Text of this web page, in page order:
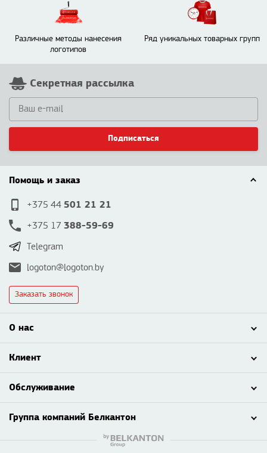
Различные методы нанесения
логотипов
Ряд уникальных товарных групп
Секретная рассылка
Подписаться
Помощь и заказ
+375 44 501 21 21
+375 17 388-59-69
Telegram
logoton@logoton.by
Заказать звонок
О нас
Клиент
Обслуживание
Группа компаний Белкантон